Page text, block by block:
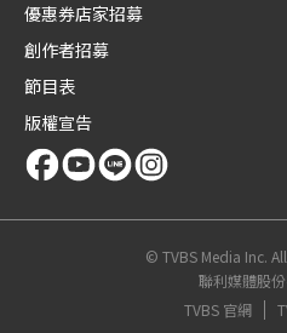
優惠券店家招募
創作者招募
節目表
版權宣告
© TVBS Media Inc.
聯利媒體股
TVBS 官網